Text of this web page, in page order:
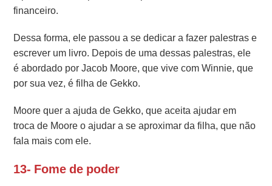
financeiro.
Dessa forma, ele passou a se dedicar a fazer palestras e
escrever um livro. Depois de uma dessas palestras, ele
é abordado por Jacob Moore, que vive com Winnie, que
por sua vez, é filha de Gekko.
Moore quer a ajuda de Gekko, que aceita ajudar em
troca de Moore o ajudar a se aproximar da filha, que não
fala mais com ele.
13- Fome de poder